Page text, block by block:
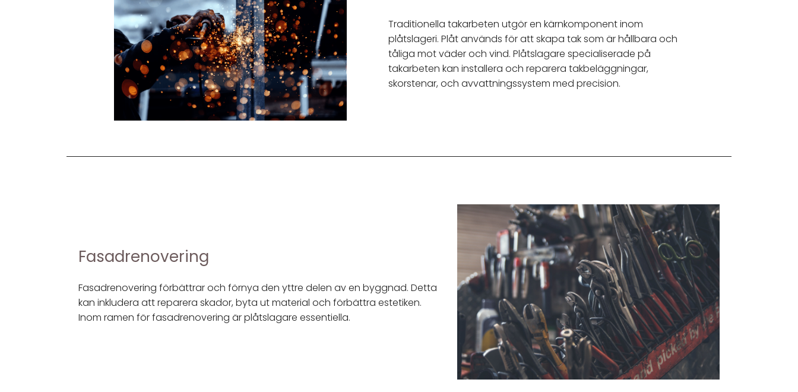
Traditionella takarbeten utgör en kärnkomponent inom
plåtslageri. Plåt används för att skapa tak som är hållbara och
tåliga mot väder och vind. Plåtslagare specialiserade på
takarbeten kan installera och reparera takbeläggningar,
skorstenar, och avvattningssystem med precision.
Fasadrenovering
Fasadrenovering förbättrar och förnya den yttre delen av en byggnad. Detta
kan inkludera att reparera skador, byta ut material och förbättra estetiken.
Inom ramen för fasadrenovering är plåtslagare essentiella.